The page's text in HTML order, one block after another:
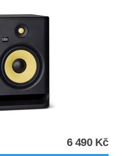
6 490 Kč